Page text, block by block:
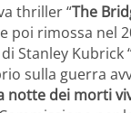
thriller “The
poi rimossa nel
Stanley Kubrick
sulla guerra
notte dei morti